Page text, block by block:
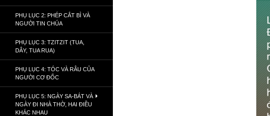
PHỤ LỤC 2: PHÉP CẮT BÌ VÀ
NGƯỜI TIN CHÚA
PHỤ LỤC 3: TZITZIT (TUA,
DÂY, TUA RUA)
PHỤ LỤC 4: TÓC VÀ RÂU CỦA
NGƯỜI CƠ ĐỐC
PHỤ LỤC 5: NGÀY SA-BÁT VÀ
NGÀY ĐI NHÀ THỜ, HAI ĐIỀU
KHÁC NHAU